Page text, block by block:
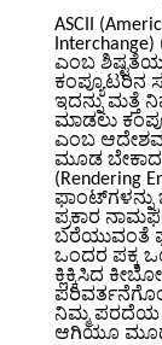
ASCII
ಎಂಬ
ಕಂಪ್ಯೂಟರಿನ
ಇದನ್ನು ಮತ್ತೆ
ಮಾಡಲು
ಎಂಬ
ಮೂಡ ಬೇಕಾದ
(Rendering
ಪ್ರಕಾರ
ಬರೆಯುವಂತೆ
ಒಂದರ ಪಕ್ಕ
ಕ್ಲಿಕ್ಕಿಸಿದ
ನಿಮ್ಮ ಪರದೆಯ
ಆಗಿಯೂ